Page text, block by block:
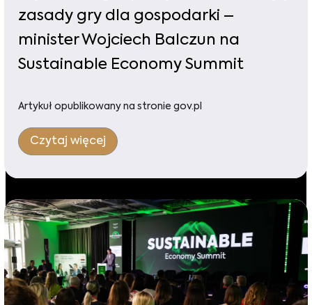
zasady gry dla gospodarki –
minister Wojciech Balczun na
Sustainable Economy Summit
Artykuł opublikowany na stronie gov.pl
Czytaj więcej